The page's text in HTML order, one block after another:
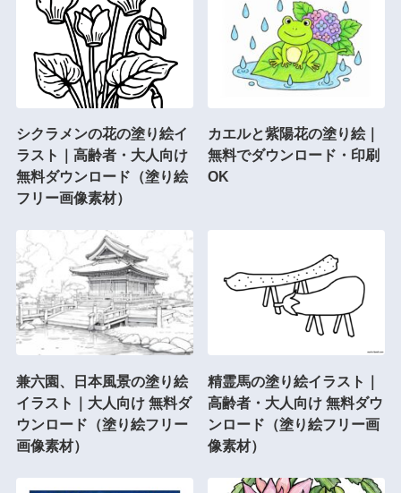
シクラメンの花の塗り絵イ
ラスト｜高齢者・大人向け
無料ダウンロード（塗り絵
フリー画像素材）
カエルと紫陽花の塗り絵｜
無料でダウンロード・印刷
OK
兼六園、日本風景の塗り絵
イラスト｜大人向け 無料ダ
ウンロード（塗り絵フリー
画像素材）
精霊馬の塗り絵イラスト｜
高齢者・大人向け 無料ダウ
ンロード（塗り絵フリー画
像素材）